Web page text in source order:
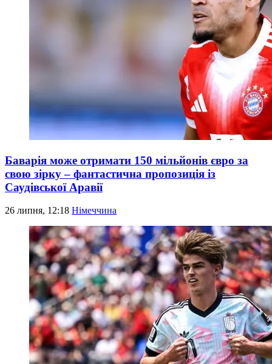
Баварія може отримати 150 мільйонів євро за
свою зірку – фантастична пропозиція із
Саудівської Аравії
26 липня, 12:18 Німеччина